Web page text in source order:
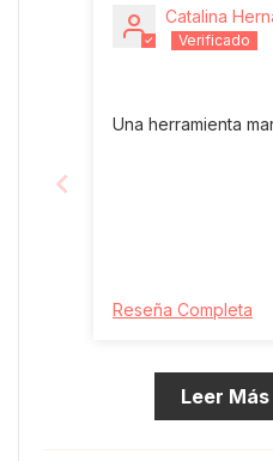
Catalina
Una herramienta
Reseña Completa
Leer